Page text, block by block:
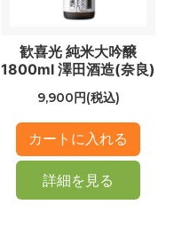
歓喜光 純米大吟醸
1800ml 澤田酒造(奈良)
9,900円(税込)
詳細を見る